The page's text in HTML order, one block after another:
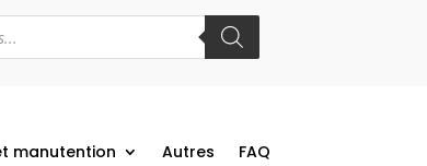
manutention Autres FAQ